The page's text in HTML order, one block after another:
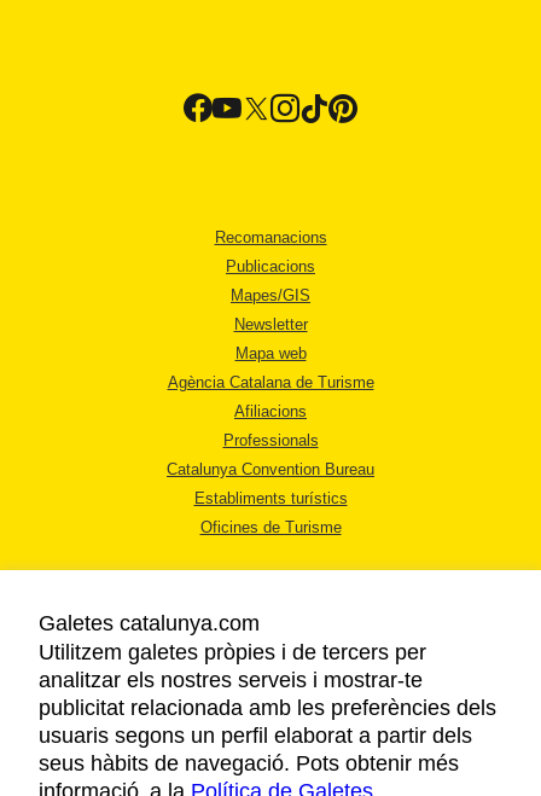
Recomanacions
Publicacions
Mapes/GIS
Newsletter
Mapa web
Agència Catalana de Turisme
Afiliacions
Professionals
Catalunya Convention Bureau
Establiments turístics
Oficines de Turisme
AVÍS LEGAL
POLÍTICA DE PRIVACITAT
COOKIES
ACCESSIBILITAT
Galetes catalunya.com
Utilitzem galetes pròpies i de tercers per
analitzar els nostres serveis i mostrar-te
publicitat relacionada amb les preferències dels
usuaris segons un perfil elaborat a partir dels
seus hàbits de navegació. Pots obtenir més
informació a la Política de Galetes